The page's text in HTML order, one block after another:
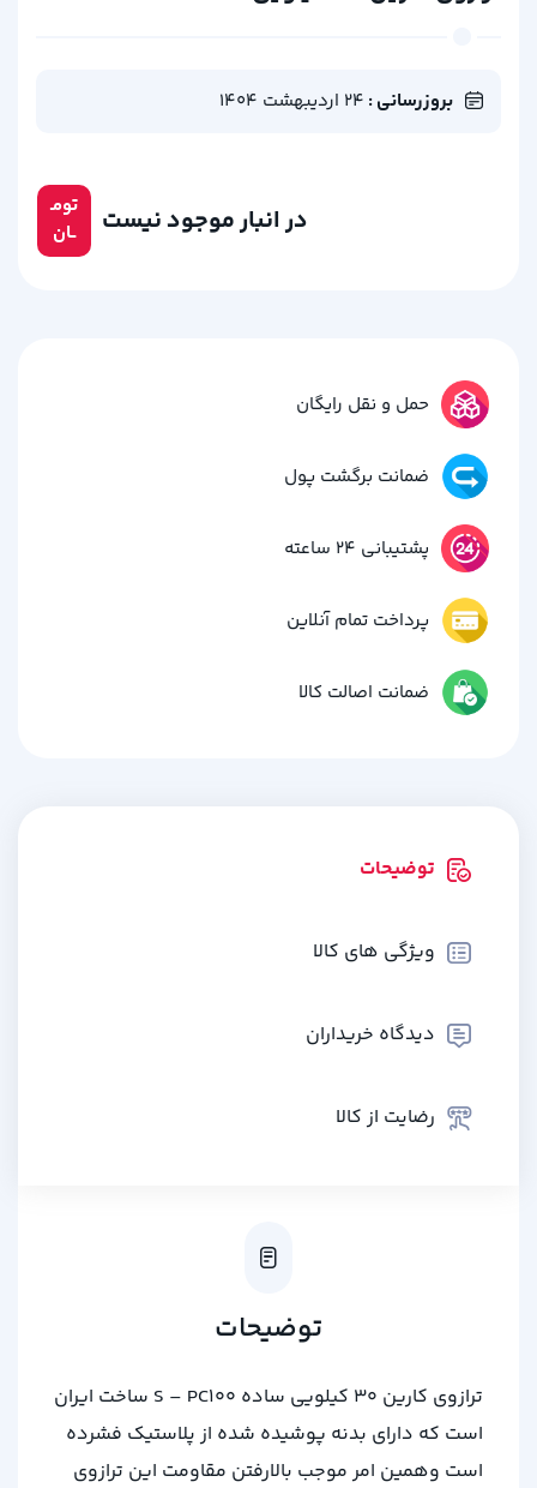
بروزرسانی : 24 اردیبهشت 1404
تومـ
ــان
در انبار موجود نیست
حمل و نقل رایگان
ضمانت برگشت پول
پشتیبانی 24 ساعته
پرداخت تمام آنلاین
ضمانت اصالت کالا
توضیحات
ویژگی های کالا
دیدگاه خریداران
رضایت از کالا
توضیحات
ترازوی کارین 30 کیلویی ساده S – PC100 ساخت ایران
است که دارای بدنه پوشیده شده از پلاستیک فشرده
است وهمین امر موجب بالارفتن مقاومت این ترازوی